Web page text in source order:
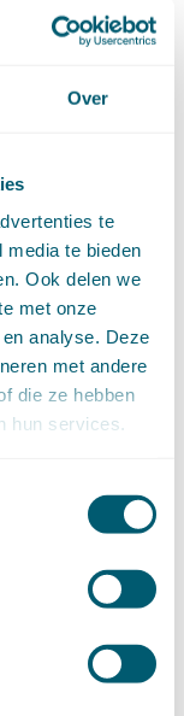
Over
te
te bieden
Ook delen we
met onze
analyse. Deze
met andere
die ze hebben
hun services.